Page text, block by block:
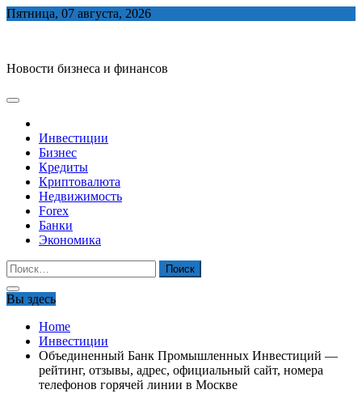
Skip
Пятница, 07 августа, 2026
Новости бизнеса и финансов
Инвестиции
Бизнес
Кредиты
Криптовалюта
Недвижимость
Forex
Банки
Экономика
Найти:
Вы здесь
Home
Инвестиции
Объединенный Банк Промышленных Инвестиций —
рейтинг, отзывы, адрес, официальный сайт, номера
телефонов горячей линии в Москве